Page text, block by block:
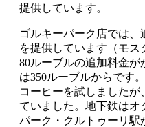
提供しています。
ゴルキーパーク店では、
を提供しています（モス
80ルーブルの追加料金
は350ルーブルからです
コーヒーを試しましたが
ていました。地下鉄はオ
パーク・クルトゥーリ駅